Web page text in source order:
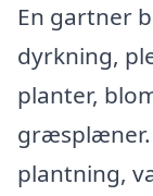
En gartner
dyrkning,
planter,
græsplæner.
plantning,